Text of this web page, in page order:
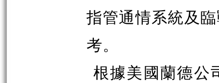
指管通情系統及
考。
根據美國蘭德公